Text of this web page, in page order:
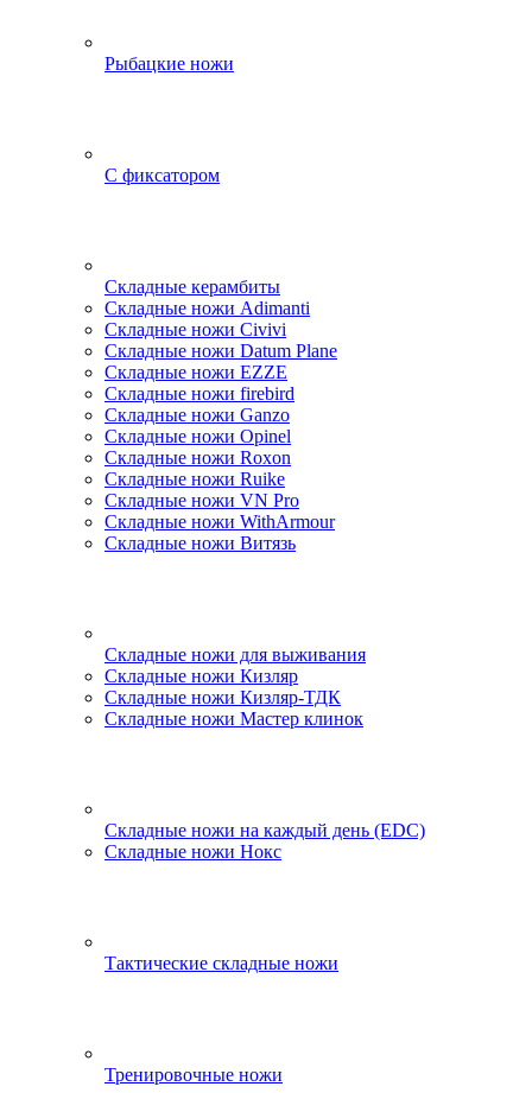
Рыбацкие ножи
С фиксатором
Складные керамбиты
Складные ножи Adimanti
Складные ножи Civivi
Складные ножи Datum Plane
Складные ножи EZZE
Складные ножи firebird
Складные ножи Ganzo
Складные ножи Opinel
Складные ножи Roxon
Складные ножи Ruike
Складные ножи VN Pro
Складные ножи WithArmour
Складные ножи Витязь
Складные ножи для выживания
Складные ножи Кизляр
Складные ножи Кизляр-ТДК
Складные ножи Мастер клинок
Складные ножи на каждый день (EDC)
Складные ножи Нокс
Тактические складные ножи
Тренировочные ножи